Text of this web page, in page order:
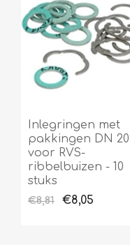
Inlegringen met
pakkingen DN 20
voor RVS-
ribbelbuizen - 10
stuks
€8,81 €8,05